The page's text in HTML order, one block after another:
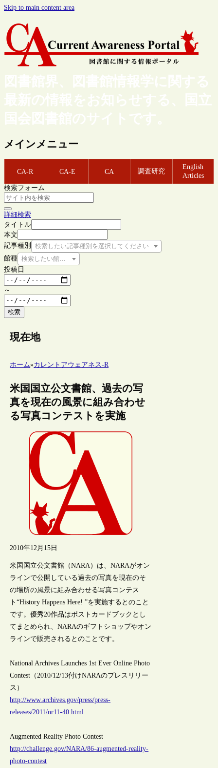
Skip to main content area
図書館界、図書館情報学に関する
最新の情報をお知らせする、国立
国会図書館のサイトです。
メインメニュー
CA-R CA-E CA 調査研究
English
Articles
検索フォーム
詳細検索
タイトル
本文
記事種別
検索したい記事種別を選択してください
館種 検索したい館種を選択してください
投稿日
～
検索
現在地
ホーム»カレントアウェアネス-R
米国国立公文書館、過去の写
真を現在の風景に組み合わせ
る写真コンテストを実施
2010年12月15日
米国国立公文書館（NARA）は、NARAがオン
ラインで公開している過去の写真を現在のそ
の場所の風景に組み合わせる写真コンテス
ト“History Happens Here! ”を実施するとのこと
です。優秀20作品はポストカードブックとし
てまとめられ、NARAのギフトショップやオン
ラインで販売されるとのことです。
National Archives Launches 1st Ever Online Photo
Contest（2010/12/13付けNARAのプレスリリー
ス）
http://www.archives.gov/press/press-
releases/2011/nr11-40.html
Augmented Reality Photo Contest
http://challenge.gov/NARA/86-augmented-reality-
photo-contest